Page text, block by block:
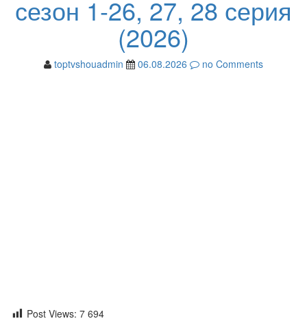
сезон 1-26, 27, 28 серия
(2026)
toptvshouadmin 06.08.2026 no Comments
Post Views: 7 694